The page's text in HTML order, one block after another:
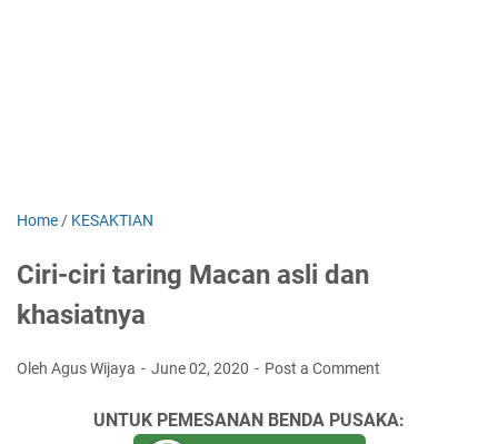
Home / KESAKTIAN
Ciri-ciri taring Macan asli dan
khasiatnya
Oleh Agus Wijaya June 02, 2020 Post a Comment
UNTUK PEMESANAN BENDA PUSAKA: